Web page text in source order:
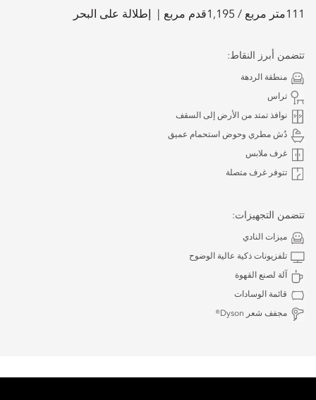
111متر مربع / 1,195قدم مربع إطلالة على البحر
تتضمن أبرز النقاط:
منطقة الردهة
تراس
نوافذ تمتد من الأرض إلى السقف
دُش مطري وحوض استحمام عميق
غرف ملابس
تتوفر غرف متصلة
تتضمن التجهيزات:
ميزات النادي
تلفزيونات ذكية عالية الوضوح
آلة لصنع القهوة
قائمة الوسادات
مجفف شعر Dyson®